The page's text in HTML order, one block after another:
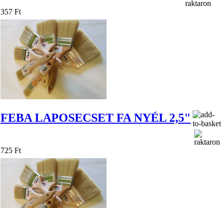
357 Ft
FEBA LAPOSECSET FA NYÉL 2,5"
725 Ft